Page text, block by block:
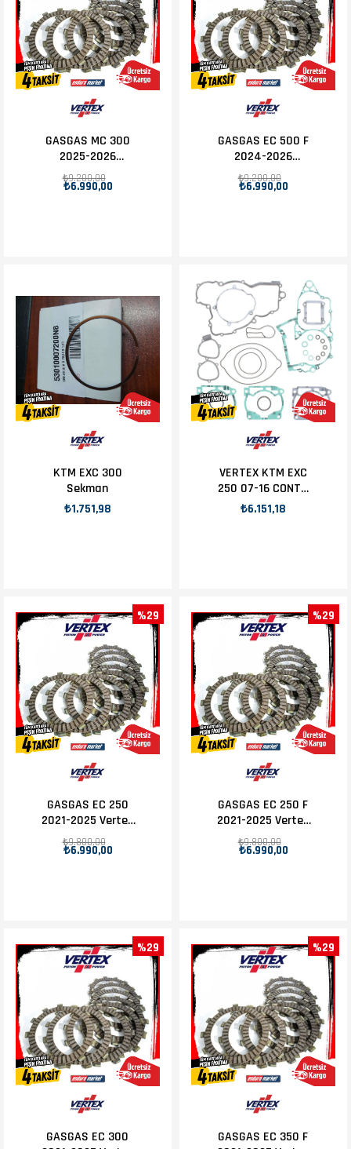
GASGAS MC 300
2025-2026
Debriyaj Balata
Takımı
₺6.990,00
₺9.200,00
GASGAS EC 500 F
2024-2026
Debriyaj Balata
Takımı
₺6.990,00
₺9.200,00
KTM EXC 300
Sekman
₺1.751,98
VERTEX KTM EXC
250 07-16 CONTA
SETİ
₺6.151,18
GASGAS EC 250
2021-2025 Vertex
Debriyaj Balatası
Set
₺6.990,00
₺9.800,00
%29
GASGAS EC 250 F
2021-2025 Vertex
Debriyaj Balatası
Set
₺6.990,00
₺9.800,00
%29
GASGAS EC 300
%29
GASGAS EC 350 F
%29